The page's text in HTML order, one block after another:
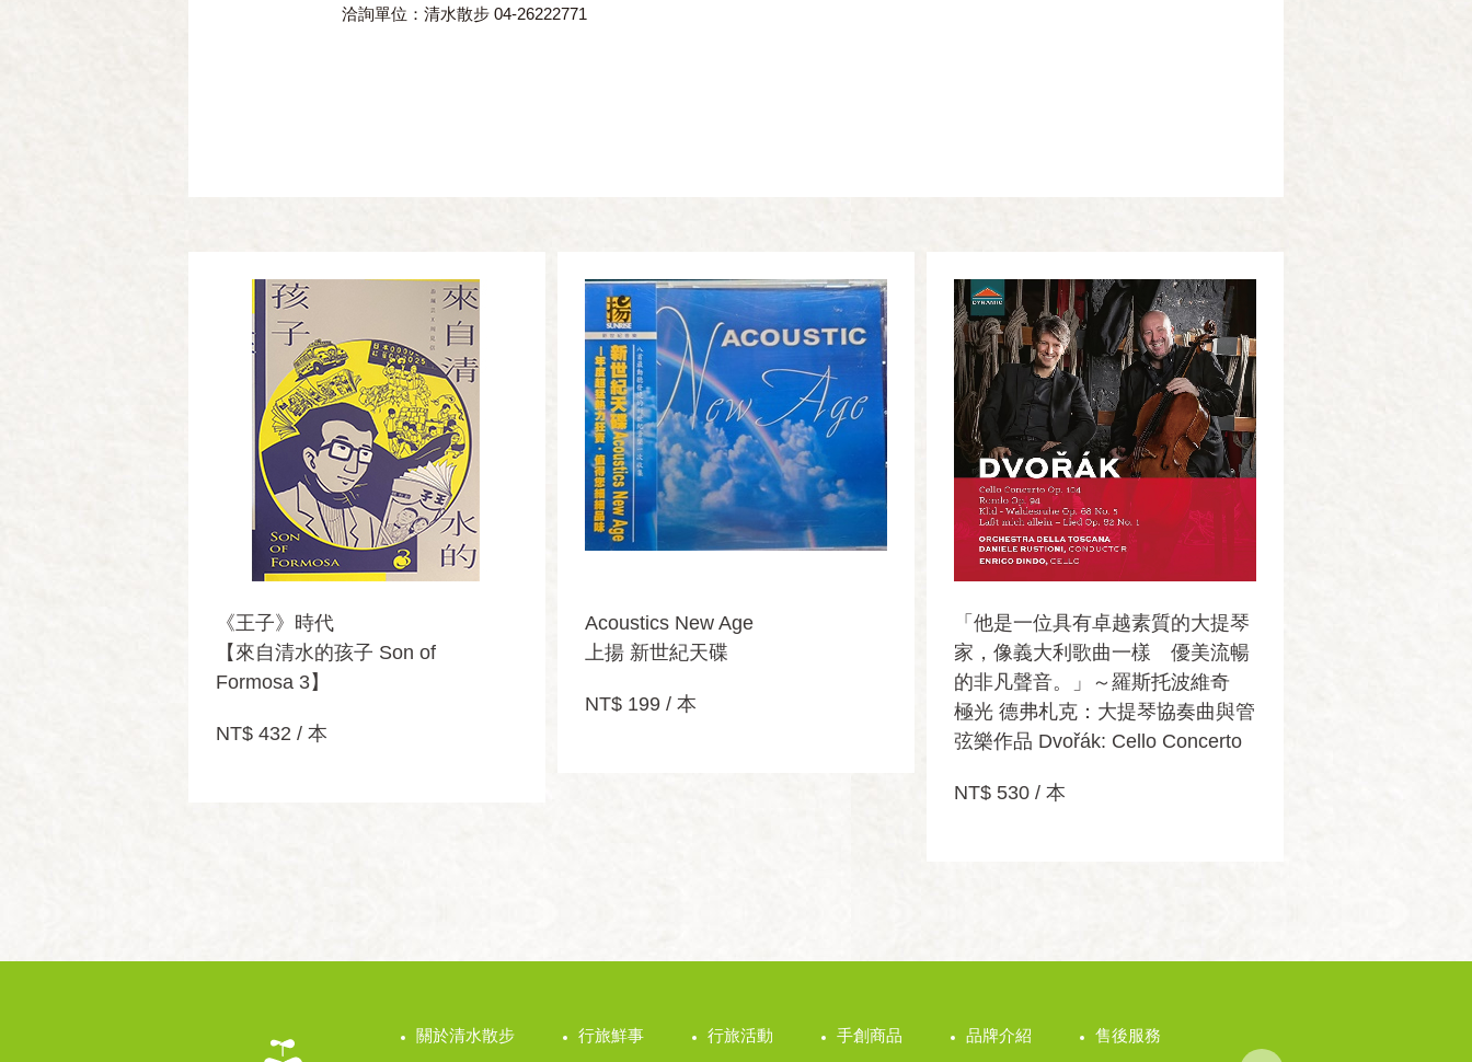
洽詢單位：清水散步 04-26222771
《王子》時代
【來自清水的孩子 Son of
Formosa 3】
NT$ 432 / 本
Acoustics New Age
上揚 新世紀天碟
NT$ 199 / 本
「他是一位具有卓越素質的大提琴
家，像義大利歌曲一樣 優美流暢
的非凡聲音。」～羅斯托波維奇
極光 德弗札克：大提琴協奏曲與管
弦樂作品 Dvořák: Cello Concerto
NT$ 530 / 本
關於清水散步 行旅鮮事 行旅活動 手創商品 品牌介紹 售後服務